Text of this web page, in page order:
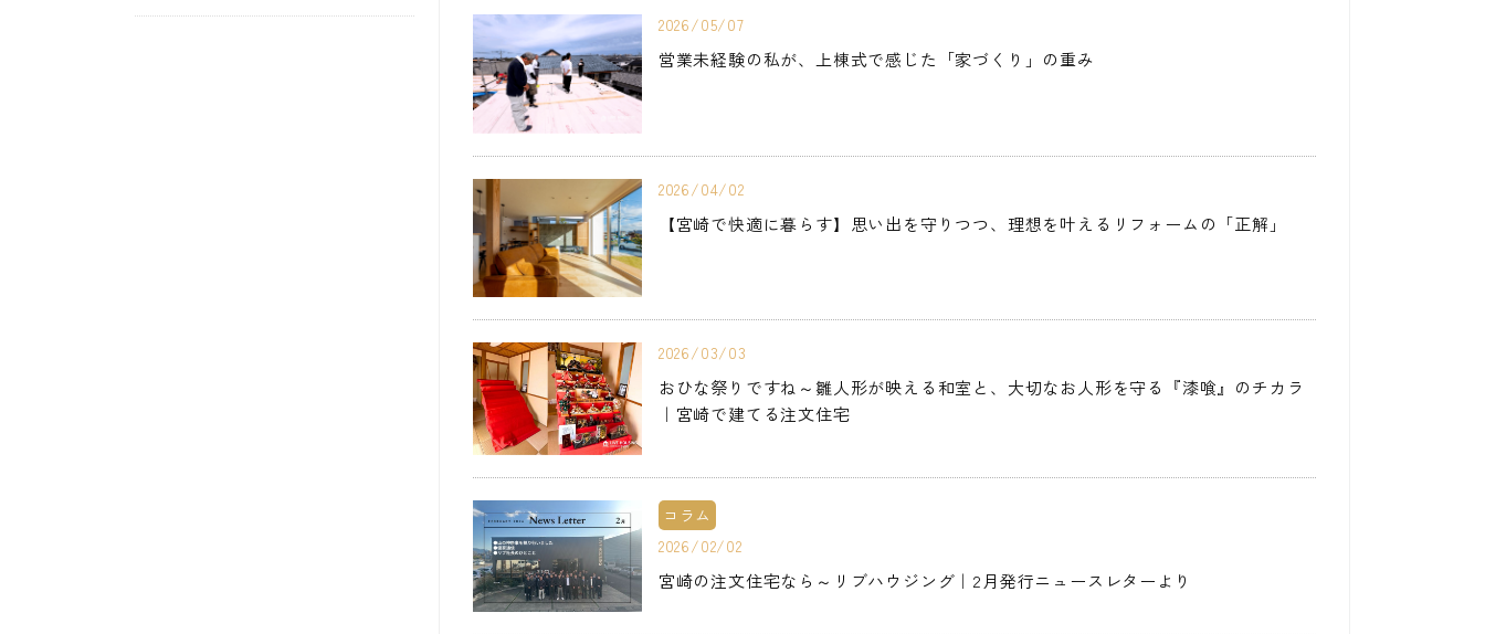
2026/05/07
営業未経験の私が、上棟式で感じた「家づくり」の重み
2026/04/02
【宮崎で快適に暮らす】思い出を守りつつ、理想を叶えるリフォームの「正解」
2026/03/03
おひな祭りですね～雛人形が映える和室と、大切なお人形を守る『漆喰』のチカラ
｜宮崎で建てる注文住宅
コラム
2026/02/02
宮崎の注文住宅なら～リブハウジング｜2月発行ニュースレターより